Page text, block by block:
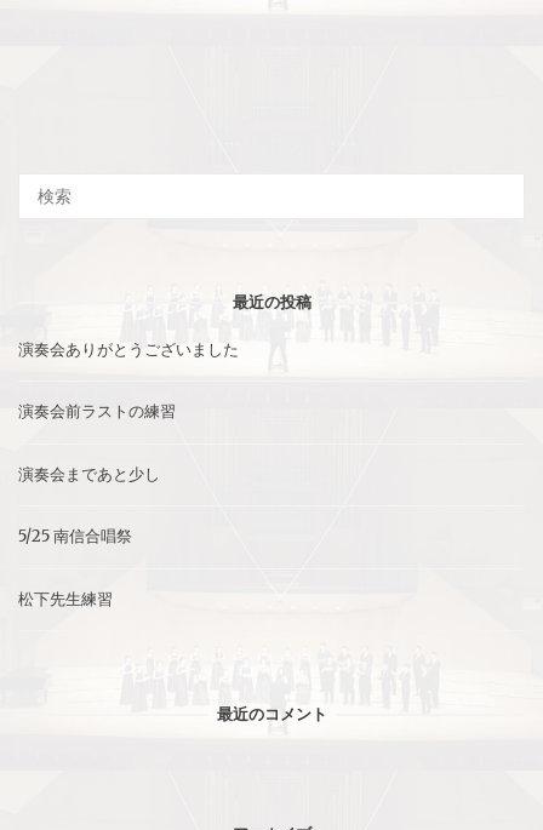
最近の投稿
演奏会ありがとうございました
演奏会前ラストの練習
演奏会まであと少し
5/25 南信合唱祭
松下先生練習
最近のコメント